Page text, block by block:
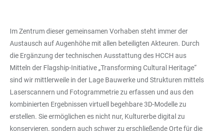
Im Zentrum dieser gemeinsamen Vorhaben steht immer der
Austausch auf Augenhöhe mit allen beteiligten Akteuren. Durch
die Ergänzung der technischen Ausstattung des HCCH aus
Mitteln der Flagship-Initiative „Transforming Cultural Heritage“
sind wir mittlerweile in der Lage Bauwerke und Strukturen mittels
Laserscannern und Fotogrammetrie zu erfassen und aus den
kombinierten Ergebnissen virtuell begehbare 3D-Modelle zu
erstellen. Sie ermöglichen es nicht nur, Kulturerbe digital zu
konservieren, sondern auch schwer zu erschließende Orte für die